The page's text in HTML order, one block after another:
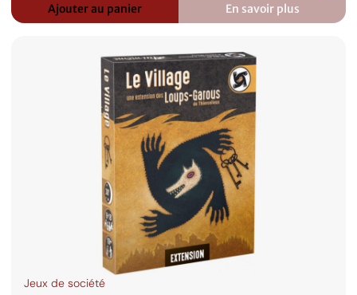
Ajouter au panier En savoir plus
:
Loups-
Jeux de société